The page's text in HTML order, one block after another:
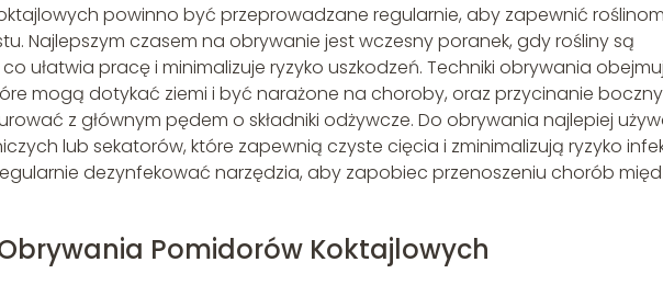
powinno być przeprowadzane regularnie, aby zapewnić roślinom
Najlepszym czasem na obrywanie jest wczesny poranek, gdy rośliny są
ułatwia pracę i minimalizuje ryzyko uszkodzeń. Techniki obrywania
mogą dotykać ziemi i być narażone na choroby, oraz przycinanie
z głównym pędem o składniki odżywcze. Do obrywania najlepiej
lub sekatorów, które zapewnią czyste cięcia i zminimalizują ryzyko
dezynfekować narzędzia, aby zapobiec przenoszeniu chorób
Pomidorów Koktajlowych